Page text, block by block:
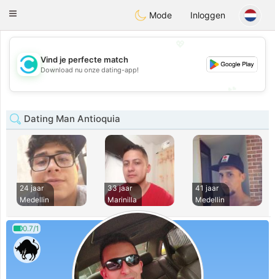
olombiaCitas
Toggle
Mode Inloggen
💖
💕
Vind je perfecte match
Download nu onze dating-app!
Dating Man Antioquia
24 jaar
Medellin
33 jaar
Marinilla
41 jaar
Medellin
0.7/1